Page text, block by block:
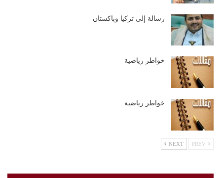
رسالة إلى تركيا وباكستان
خواطر رياضية
خواطر رياضية
NEXT